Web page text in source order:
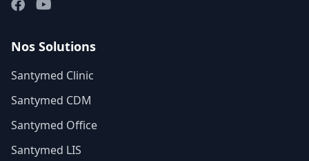
Nos Solutions
Santymed Clinic
Santymed CDM
Santymed Office
Santymed LIS